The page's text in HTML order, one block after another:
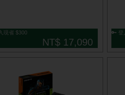
現省 $300
NT$ 17,090
🔑 登